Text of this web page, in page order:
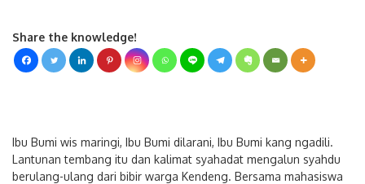
Share the knowledge!
Ibu Bumi wis maringi, Ibu Bumi dilarani, Ibu Bumi kang ngadili.
Lantunan tembang itu dan kalimat syahadat mengalun syahdu
berulang-ulang dari bibir warga Kendeng. Bersama mahasiswa